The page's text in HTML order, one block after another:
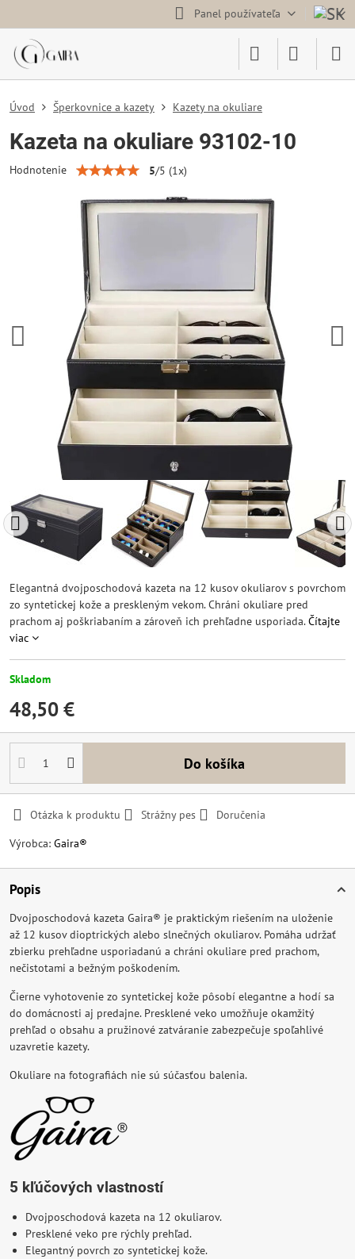
Panel používateľa
Úvod Šperkovnice a kazety Kazety na okuliare
Kazeta na okuliare 93102-10
Hodnotenie 5/5 (1x)
Elegantná dvojposchodová kazeta na 12 kusov okuliarov s povrchom
zo syntetickej kože a preskleným vekom. Chráni okuliare pred
prachom aj poškriabaním a zároveň ich prehľadne usporiada.Čítajte
viac
Skladom
48,50 €
Do košíka
Otázka k produktu Strážny pes
Doručenia
Výrobca: Gaira®
Popis
Dvojposchodová kazeta Gaira® je praktickým riešením na uloženie
až 12 kusov dioptrických alebo slnečných okuliarov. Pomáha udržať
zbierku prehľadne usporiadanú a chráni okuliare pred prachom,
nečistotami a bežným poškodením.
Čierne vyhotovenie zo syntetickej kože pôsobí elegantne a hodí sa
do domácnosti aj predajne. Presklené veko umožňuje okamžitý
prehľad o obsahu a pružinové zatváranie zabezpečuje spoľahlivé
uzavretie kazety.
Okuliare na fotografiách nie sú súčasťou balenia.
5 kľúčových vlastností
Dvojposchodová kazeta na 12 okuliarov.
Presklené veko pre rýchly prehľad.
Elegantný povrch zo syntetickej kože.